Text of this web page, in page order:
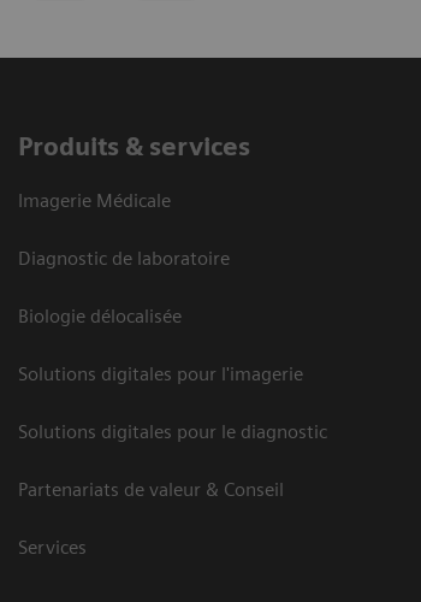
Produits & services
Imagerie Médicale
Diagnostic de laboratoire
Biologie délocalisée
Solutions digitales pour l'imagerie
Solutions digitales pour le diagnostic
Partenariats de valeur & Conseil
Services